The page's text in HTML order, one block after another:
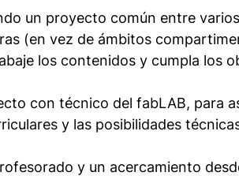
un proyecto común entre varios
(en vez de ámbitos
los contenidos y cumpla los
con técnico del fabLAB, para
y las posibilidades
y un acercamiento